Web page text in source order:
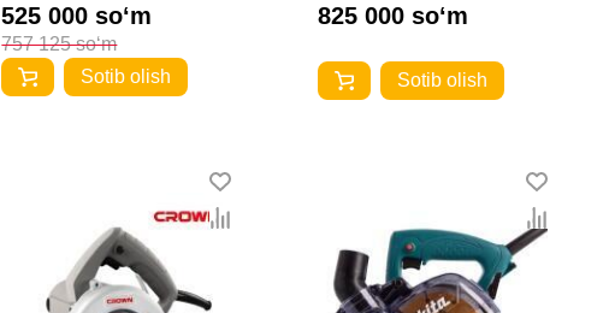
525 000 so‘m
757 125 so‘m
Sotib olish
825 000 so‘m
Sotib olish